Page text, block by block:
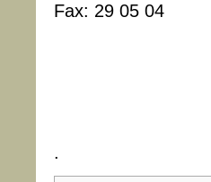
Fax: 29 05 04
.